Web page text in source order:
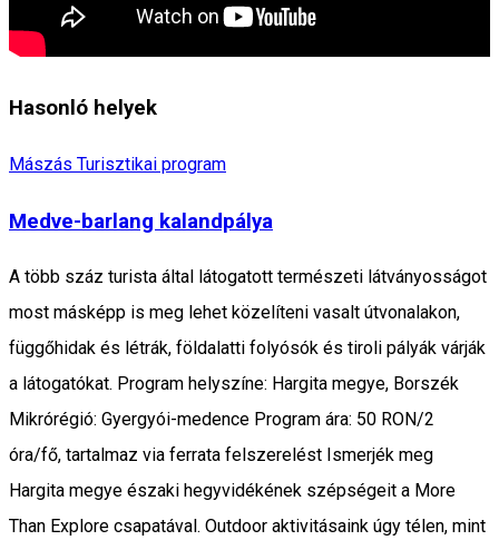
Hasonló helyek
Mászás Turisztikai program
Medve-barlang kalandpálya
A több száz turista által látogatott természeti látványosságot
most másképp is meg lehet közelíteni vasalt útvonalakon,
függőhidak és létrák, földalatti folyósók és tiroli pályák várják
a látogatókat. Program helyszíne: Hargita megye, Borszék
Mikrórégió: Gyergyói-medence Program ára: 50 RON/2
óra/fő, tartalmaz via ferrata felszerelést Ismerjék meg
Hargita megye északi hegyvidékének szépségeit a More
Than Explore csapatával. Outdoor aktivitásaink úgy télen, mint